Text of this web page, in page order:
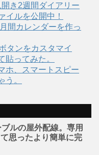
き2週間ダイアリー
イルを公開中！
間カレンダーを作っ
タンをカスタマイ
貼ってみた。
ホ、スマートスピー
う。
ルの屋外配線。専用
思ったより簡単に完